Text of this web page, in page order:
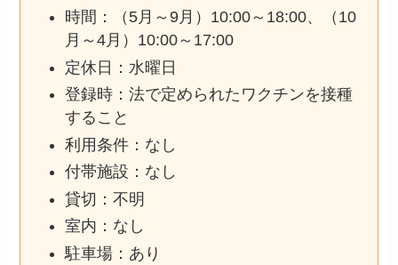
時間：（5月～9月）10:00～18:00、（10
月～4月）10:00～17:00
定休日：水曜日
登録時：法で定められたワクチンを接種
すること
利用条件：なし
付帯施設：なし
貸切：不明
室内：なし
駐車場：あり